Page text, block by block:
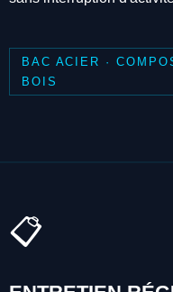
BAC ACIER ·
BOIS
📋